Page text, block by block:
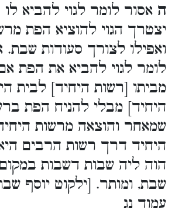
ה אסור לומר לגוי להביא
יצטרך הגוי להוציא הפת
ואפילו לצורך סעודות
לומר לגוי להביא את הפת
מביתו [רשות היחיד] לבית
היחיד] מבלי להניח הפת
שמאחר והוצאה מרשות
היחיד דרך רשות הרבים
הוה ליה שבות דשבות
שבת, ומותר. [ילקוט יוסף
עמוד נג